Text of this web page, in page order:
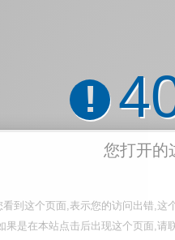
!
您打开的
看到这个页面,表示您的访问出错,这
果是在本站点击后出现这个页面,请